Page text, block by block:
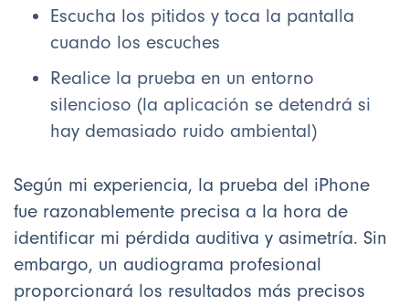
Escucha los pitidos y toca la pantalla
cuando los escuches
Realice la prueba en un entorno
silencioso (la aplicación se detendrá si
hay demasiado ruido ambiental)
Según mi experiencia, la prueba del iPhone
fue razonablemente precisa a la hora de
identificar mi pérdida auditiva y asimetría. Sin
embargo, un audiograma profesional
proporcionará los resultados más precisos